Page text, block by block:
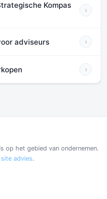
Kompas
›
adviseurs ›
›
op het gebied van ondernemen.
advies.